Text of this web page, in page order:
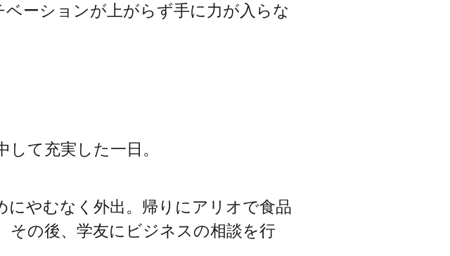
ーションが上がらず手に力が入らな
て充実した一日。
やむなく外出。帰りにアリオで食品
その後、学友にビジネスの相談を行